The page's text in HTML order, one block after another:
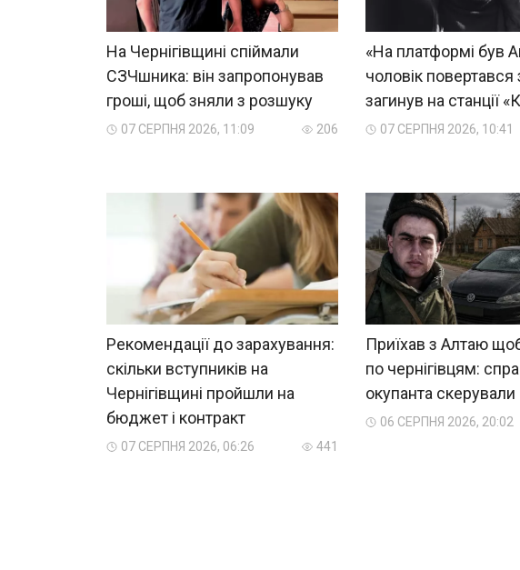
На Чернігівщині спіймали
СЗЧшника: він запропонував
гроші, щоб зняли з розшуку
07 СЕРПНЯ 2026, 11:09 206
«На платформі був
чоловік повертався
загинув на станції
07 СЕРПНЯ 2026, 10:41
Рекомендації до зарахування:
скільки вступників на
Чернігівщині пройшли на
бюджет і контракт
07 СЕРПНЯ 2026, 06:26 441
Приїхав з Алтаю
по чернігівцям:
окупанта
06 СЕРПНЯ 2026, 20:02